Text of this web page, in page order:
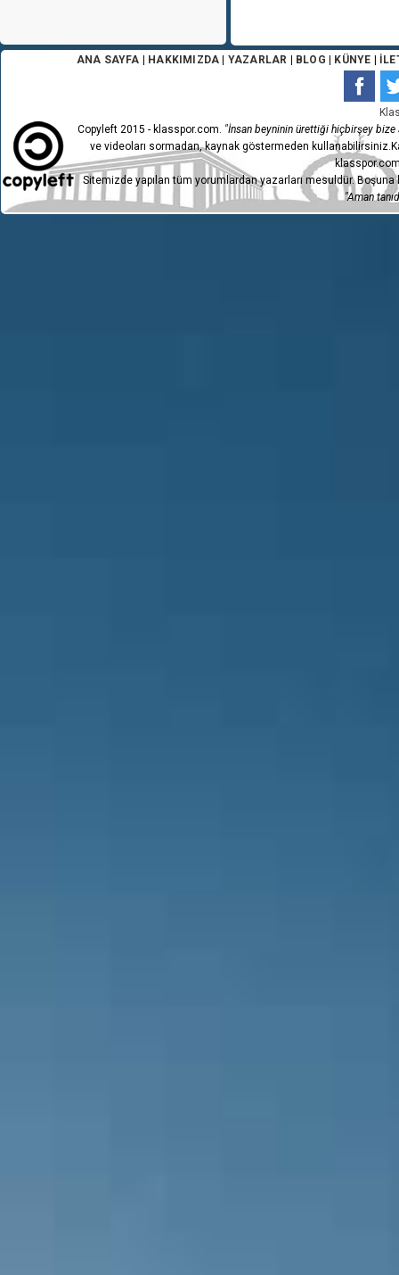
ANA SAYFA HAKKIMIZDA YAZARLAR BLOG KÜNYE
Copyleft 2015 - klasspor.com. "İnsan beyninin ürettiği hiçbirşey bize
ve videoları sormadan, kaynak göstermeden
Sitemizde yapılan tüm yorumlardan yazarları mesuldür.
"Aman